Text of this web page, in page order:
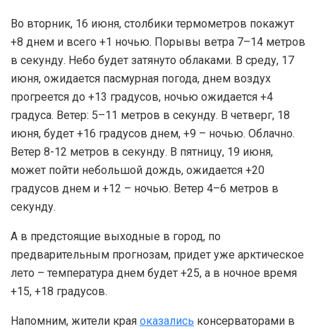
Во вторник, 16 июня, столбики термометров покажут
+8 днем и всего +1 ночью. Порывы ветра 7–14 метров
в секунду. Небо будет затянуто облаками. В среду, 17
июня, ожидается пасмурная погода, днем воздух
прогреется до +13 градусов, ночью ожидается +4
градуса. Ветер: 5–11 метров в секунду. В четверг, 18
июня, будет +16 градусов днем, +9 – ночью. Облачно.
Ветер 8-12 метров в секунду. В пятницу, 19 июня,
может пойти небольшой дождь, ожидается +20
градусов днем и +12 – ночью. Ветер 4–6 метров в
секунду.
А в предстоящие выходные в город, по
предварительным прогнозам, придет уже арктическое
лето – температура днем будет +25, а в ночное время
+15, +18 градусов.
Напомним, жители края оказались консерваторами в